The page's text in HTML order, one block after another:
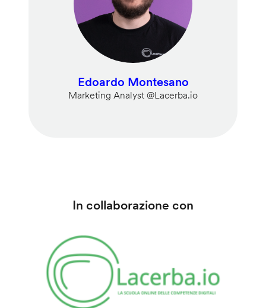
Edoardo Montesano
Marketing Analyst @Lacerba.io
In collaborazione con